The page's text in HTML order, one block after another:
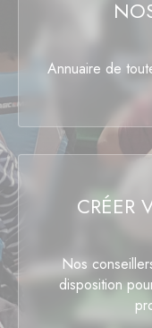
Annuaire de
CRÉER
Nos
disposition